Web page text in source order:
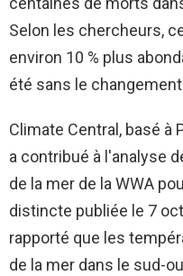
Selon les chercheurs,
environ 10 % plus
été sans le
Climate Central, basé à
a contribué à l'analyse
de la mer de la WWA
distincte publiée le 7
rapporté que les
de la mer dans le sud-